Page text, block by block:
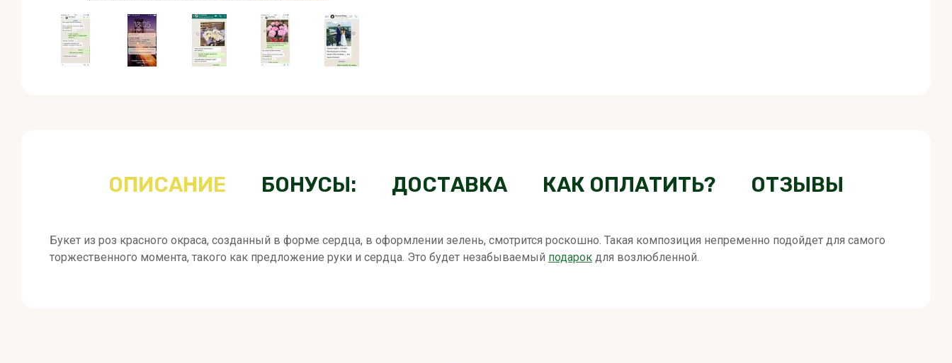
ОПИСАНИЕ БОНУСЫ: ДОСТАВКА КАК ОПЛАТИТЬ? ОТЗЫВЫ
Букет из роз красного окраса, созданный в форме сердца, в оформлении зелень, смотрится роскошно. Такая композиция непременно подойдет для самого
торжественного момента, такого как предложение руки и сердца. Это будет незабываемый подарок для возлюбленной.